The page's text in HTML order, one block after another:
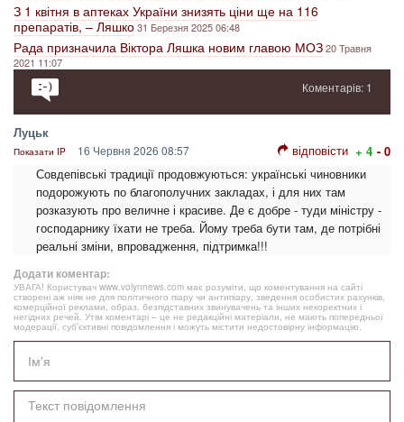
З 1 квітня в аптеках України знизять ціни ще на 116
препаратів, – Ляшко31 Березня 2025 06:48
Рада призначила Віктора Ляшка новим главою МОЗ20 Травня
2021 11:07
Коментарів: 1
Луцьк
Показати IP 16 Червня 2026 08:57 відповісти + 4 - 0
Совдепівські традиції продовжуються: українські чиновники
подорожують по благополучних закладах, і для них там
розказують про величне і красиве. Де є добре - туди міністру -
господарнику їхати не треба. Йому треба бути там, де потрібні
реальні зміни, впровадження, підтримка!!!
Додати коментар:
УВАГА! Користувач www.volynnews.com має розуміти, що коментування на сайті
створені аж ніяк не для політичного піару чи антипіару, зведення особистих рахунків,
комерційної реклами, образ, безпідставних звинувачень та інших некоректних і
негідних речей. Утім коментарі – це не редакційні матеріали, не мають попередньої
модерації, суб’єктивні повідомлення і можуть містити недостовірну інформацію.